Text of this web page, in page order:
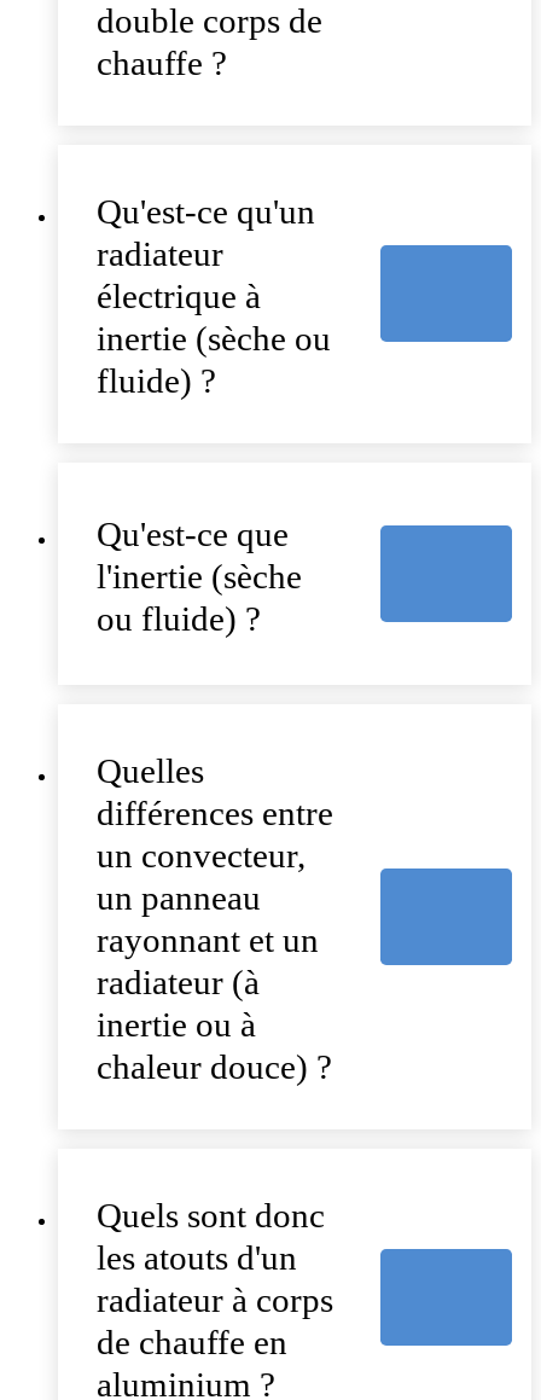
double corps de
chauffe ?
Qu'est-ce qu'un
radiateur
électrique à
inertie (sèche ou
fluide) ?
Qu'est-ce que
l'inertie (sèche
ou fluide) ?
Quelles
différences entre
un convecteur,
un panneau
rayonnant et un
radiateur (à
inertie ou à
chaleur douce) ?
Quels sont donc
les atouts d'un
radiateur à corps
de chauffe en
aluminium ?